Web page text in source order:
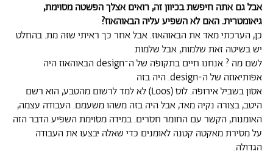
אבל גם אתה חיפשת בכיוון זה, רואים אצלך הפשטה מסוימת,
גיאומטרית. האם לא השפיע עליה הבאוהאוז?
כן, הערכתי מאד את הבאוהאוז. אבל אחר כך ראיתי שזה מת. בהחלט
יש בשיטה זאת שלמות, אבל שלמות
לשם מה ? אנחנו חיים בתקופה של ה־design הבאוהאוז היה
אפותיאוזה של ה-design. היה בזה
אסון בשביל אירופה. לוס (Loos) לא למד לרשום מהטבע, הוא רשם
היטב, בצורה נקיה מאד, אבל היה בזה משהו משעמם. העבודה עצמה,
האומנות, הקשר עם החומר חסרים. במידה מסוימת השפיע הדבר הזה
על מסירת מאקטה קטנה לאומנים כדי שאלה יבצעו את העבודה
הגדולה.